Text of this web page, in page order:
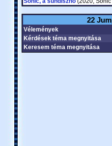
22
Vélemények
Kérdések téma megnyitása
Keresem téma megnyitása